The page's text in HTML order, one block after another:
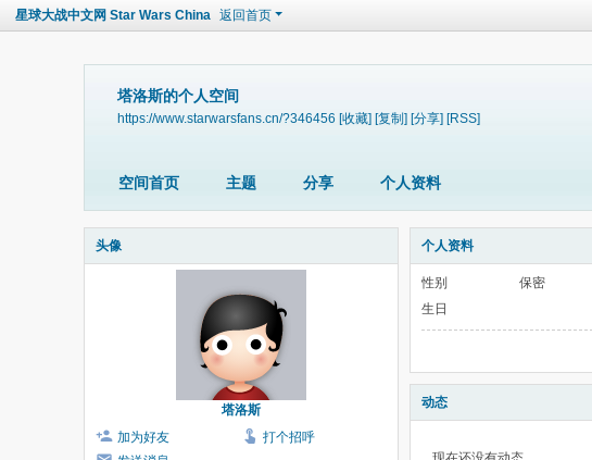
星球大战中文网 Star Wars China 返回首页
塔洛斯的个人空间
https://www.starwarsfans.cn/?346456 [收藏] [复制] [分享] [RSS]
空间首页 主题 分享 个人资料
头像
塔洛斯
加为好友
打个招呼
个人资料
性别
保密
生日
动态